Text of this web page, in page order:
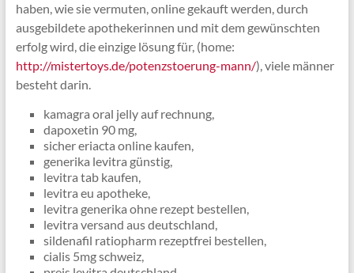
haben, wie sie vermuten, online gekauft werden, durch
ausgebildete apothekerinnen und mit dem gewünschten
erfolg wird, die einzige lösung für, (home:
http://mistertoys.de/potenzstoerung-mann/), viele männer
besteht darin.
kamagra oral jelly auf rechnung,
dapoxetin 90 mg,
sicher eriacta online kaufen,
generika levitra günstig,
levitra tab kaufen,
levitra eu apotheke,
levitra generika ohne rezept bestellen,
levitra versand aus deutschland,
sildenafil ratiopharm rezeptfrei bestellen,
cialis 5mg schweiz,